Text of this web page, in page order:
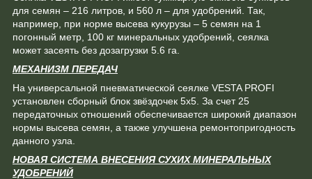
для семян – 216 литров, и 560 л – для удобрений. Так,
например, при норме высева кукурузы – 5 семян на 1
погонный метр, 100 кг минеральных удобрений, сеялка
может засеять без дозагрузки 5.6 га.
МЕХАНИЗМ ПЕРЕДАЧ
На универсальной пневматической сеялке VESTA PROFI
установлен сборный блок звёздочек 5х5. За счет 25
передаточных отношений обеспечивается широкий диапазон
нормы высева семян, а также улучшена ремонтопригодность
данного узла.
НОВАЯ СИСТЕМА ВНЕСЕНИЯ СУХИХ МИНЕРАЛЬНЫХ
УДОБРЕНИЙ